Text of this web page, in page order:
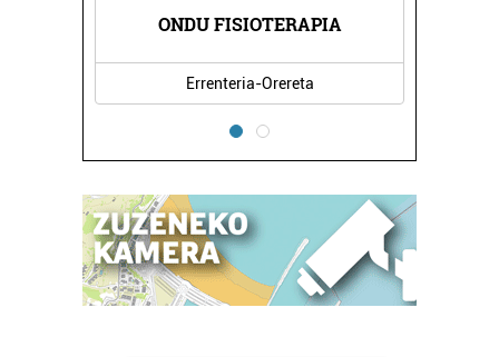
ONDU FISIOTERAPIA
Errenteria-Orereta